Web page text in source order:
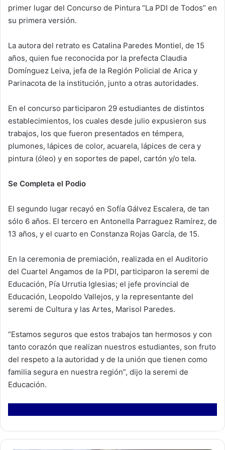
primer lugar del Concurso de Pintura “La PDI de Todos” en
su primera versión.
La autora del retrato es Catalina Paredes Montiel, de 15
años, quien fue reconocida por la prefecta Claudia
Domínguez Leiva, jefa de la Región Policial de Arica y
Parinacota de la institución, junto a otras autoridades.
En el concurso participaron 29 estudiantes de distintos
establecimientos, los cuales desde julio expusieron sus
trabajos, los que fueron presentados en témpera,
plumones, lápices de color, acuarela, lápices de cera y
pintura (óleo) y en soportes de papel, cartón y/o tela.
Se Completa el Podio
El segundo lugar recayó en Sofía Gálvez Escalera, de tan
sólo 6 años. El tercero en Antonella Parraguez Ramírez, de
13 años, y el cuarto en Constanza Rojas García, de 15.
En la ceremonia de premiación, realizada en el Auditorio
del Cuartel Angamos de la PDI, participaron la seremi de
Educación, Pía Urrutia Iglesias; el jefe provincial de
Educación, Leopoldo Vallejos, y la representante del
seremi de Cultura y las Artes, Marisol Paredes.
“Estamos seguros que estos trabajos tan hermosos y con
tanto corazón que realizan nuestros estudiantes, son fruto
del respeto a la autoridad y de la unión que tienen como
familia segura en nuestra región”, dijo la seremi de
Educación.